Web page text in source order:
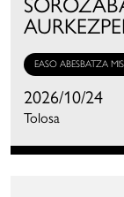
EASO ABESBATZA
2026/10/24
Tolosa